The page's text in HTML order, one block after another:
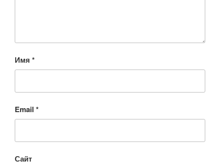
Имя *
Email *
Сайт